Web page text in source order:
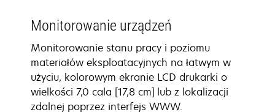
Monitorowanie urządzeń
Monitorowanie stanu pracy i poziomu
materiałów eksploatacyjnych na łatwym w
użyciu, kolorowym ekranie LCD drukarki o
wielkości 7,0 cala [17,8 cm] lub z lokalizacji
zdalnej poprzez interfejs WWW.